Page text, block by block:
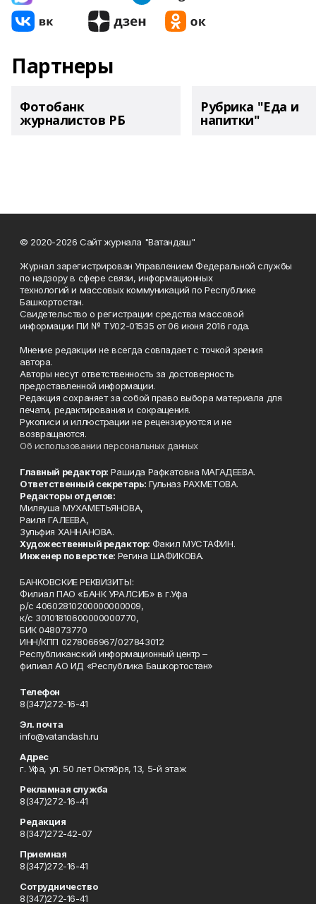
Партнеры
Фотобанк
журналистов РБ
Рубрика "Еда и
напитки"
© 2020-2026 Сайт журнала "Ватандаш"
Журнал зарегистрирован Управлением Федеральной службы
по надзору в сфере связи, информационных
технологий и массовых коммуникаций по Республике
Башкортостан.
Свидетельство о регистрации средства массовой
информации ПИ № ТУ02-01535 от 06 июня 2016 года.
Мнение редакции не всегда совпадает с точкой зрения
автора.
Авторы несут ответственность за достоверность
предоставленной информации.
Редакция сохраняет за собой право выбора материала для
печати, редактирования и сокращения.
Рукописи и иллюстрации не рецензируются и не
возвращаются.
Об использовании персональных данных
Главный редактор: Рашида Рафкатовна МАГАДЕЕВА.
Ответственный секретарь: Гульназ РАХМЕТОВА.
Редакторы отделов:
Миляуша МУХАМЕТЬЯНОВА,
Раиля ГАЛЕЕВА,
Зульфия ХАННАНОВА.
Художественный редактор: Факил МУСТАФИН.
Инженер по верстке: Регина ШАФИКОВА.
БАНКОВСКИЕ РЕКВИЗИТЫ:
Филиал ПАО «БАНК УРАЛСИБ» в г.Уфа
р/с 40602810200000000009,
к/с 30101810600000000770,
БИК 048073770
ИНН/КПП 0278066967/027843012
Республиканский информационный центр –
филиал АО ИД «Республика Башкортостан»
Телефон
8(347)272-16-41
Эл. почта
info@vatandash.ru
Адрес
г. Уфа, ул. 50 лет Октября, 13, 5-й этаж
Рекламная служба
8(347)272-16-41
Редакция
8(347)272-42-07
Приемная
8(347)272-16-41
Сотрудничество
8(347)272-16-41